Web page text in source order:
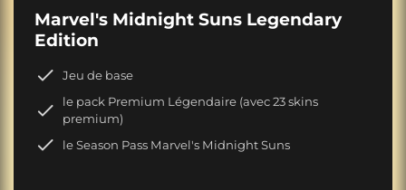
Marvel's Midnight Suns Legendary
Edition
Jeu de base
le pack Premium Légendaire (avec 23 skins
premium)
le Season Pass Marvel's Midnight Suns